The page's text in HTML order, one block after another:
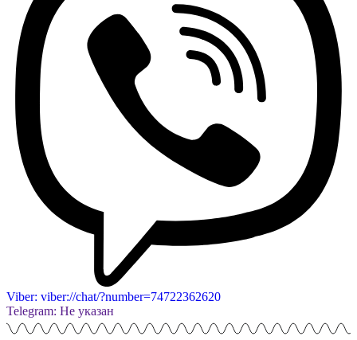
Viber: viber://chat/?number=74722362620
Telegram: Не указан